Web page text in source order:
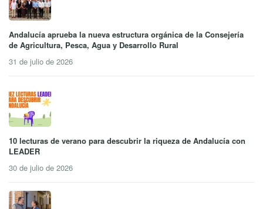
Andalucía aprueba la nueva estructura orgánica de la Consejería
de Agricultura, Pesca, Agua y Desarrollo Rural
31 de julio de 2026
10 lecturas de verano para descubrir la riqueza de Andalucía con
LEADER
30 de julio de 2026